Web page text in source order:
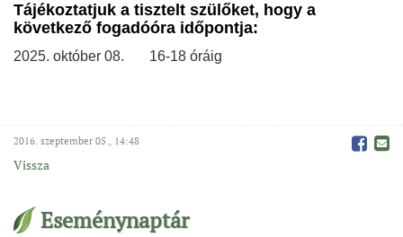
Tájékoztatjuk a tisztelt szülőket, hogy a
következő fogadóóra időpontja:
2025. október 08. 16-18 óráig
2016. szeptember 05., 14:48
Vissza
Eseménynaptár